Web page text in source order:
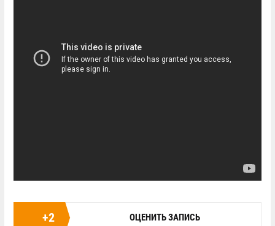
+2 ОЦЕНИТЬ ЗАПИСЬ